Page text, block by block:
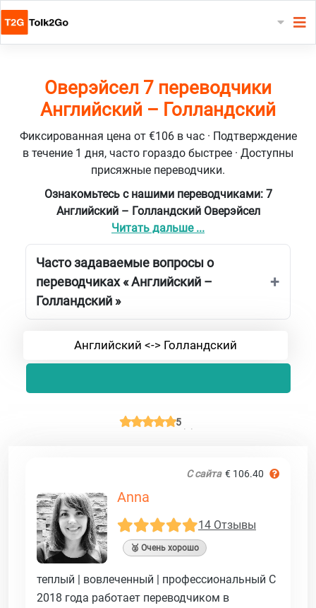
Оверэйсел 7 переводчики
Английский – Голландский
Фиксированная цена от €106 в час · Подтверждение
в течение 1 дня, часто гораздо быстрее · Доступны
присяжные переводчики.
Ознакомьтесь с нашими переводчиками: 7
Английский – Голландский Оверэйсел
Читать дальше ...
Часто задаваемые вопросы о
переводчиках « Английский –
Голландский »
Английский <-> Голландский
5
С сайта € 106.40
Anna
14 Отзывы
🥈 Очень хорошо
теплый | вовлеченный | профессиональный С
2018 года работает переводчиком в